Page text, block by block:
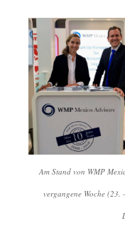
Am Stand von WMP
vergangene Woche